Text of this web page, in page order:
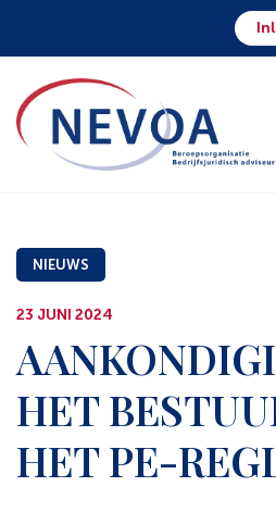
NIEUWS
23 JUNI 2024
HET
HET PE-